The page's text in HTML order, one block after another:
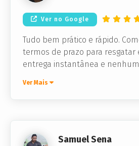
Ver no Google
Tudo bem prático e rápido.
termos de prazo para resgatar
entrega instantânea e
Ver Mais
Samuel Sena